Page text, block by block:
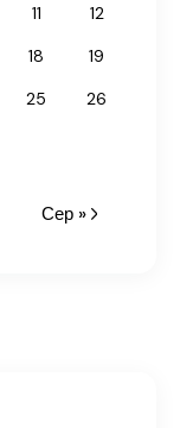
11
12
18
19
25
26
Сер »